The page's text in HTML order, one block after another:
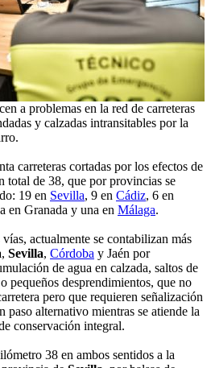
a problemas en la red de carreteras
y calzadas intransitables por la
carreteras cortadas por los efectos de
total de 38, que por provincias se
19 en Sevilla, 9 en Cádiz, 6 en
en Granada y una en Málaga.
actualmente se contabilizan más
, Sevilla, Córdoba y Jaén por
de agua en calzada, saltos de
pequeños desprendimientos, que no
pero que requieren señalización
alternativo mientras se atiende la
conservación integral.
38 en ambos sentidos a la